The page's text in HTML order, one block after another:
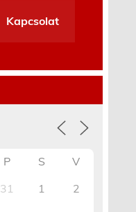
Kapcsolat
P S
V
31 1 2